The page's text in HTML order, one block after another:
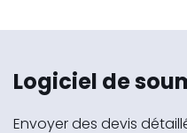
Logiciel de
Envoyer des devis